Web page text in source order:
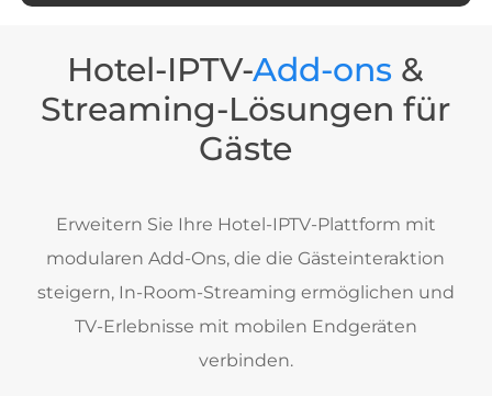
Hotel-IPTV-Add-ons &
Streaming-Lösungen für
Gäste
Erweitern Sie Ihre Hotel-IPTV-Plattform mit
modularen Add-Ons, die die Gästeinteraktion
steigern, In-Room-Streaming ermöglichen und
TV-Erlebnisse mit mobilen Endgeräten
verbinden.